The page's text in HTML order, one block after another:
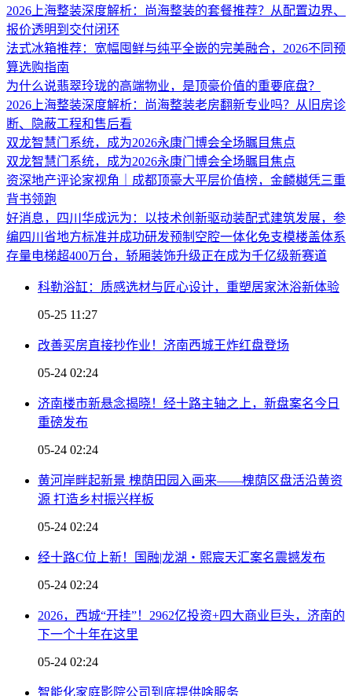
2026上海整装深度解析：尚海整装的套餐推荐？从配置边界、
报价透明到交付闭环
法式冰箱推荐：宽幅囤鲜与纯平全嵌的完美融合，2026不同预
算选购指南
为什么说翡翠玲珑的高端物业，是顶豪价值的重要底盘？
2026上海整装深度解析：尚海整装老房翻新专业吗？从旧房诊
断、隐蔽工程和售后看
双龙智慧门系统，成为2026永康门博会全场瞩目焦点
双龙智慧门系统，成为2026永康门博会全场瞩目焦点
资深地产评论家视角｜成都顶豪大平层价值榜，金麟樾凭三重
背书领跑
好消息，四川华成远为：以技术创新驱动装配式建筑发展，参
编四川省地方标准并成功研发预制空腔一体化免支模楼盖体系
存量电梯超400万台，轿厢装饰升级正在成为千亿级新赛道
科勒浴缸：质感选材与匠心设计，重塑居家沐浴新体验
05-25 11:27
改善买房直接抄作业！济南西城王炸红盘登场
05-24 02:24
济南楼市新悬念揭晓！经十路主轴之上，新盘案名今日
重磅发布
05-24 02:24
黄河岸畔起新景 槐荫田园入画来——槐荫区盘活沿黄资
源 打造乡村振兴样板
05-24 02:24
经十路C位上新！国融|龙湖・熙宸天汇案名震撼发布
05-24 02:24
2026，西城“开挂”！2962亿投资+四大商业巨头，济南的
下一个十年在这里
05-24 02:24
智能化家庭影院公司到底提供啥服务